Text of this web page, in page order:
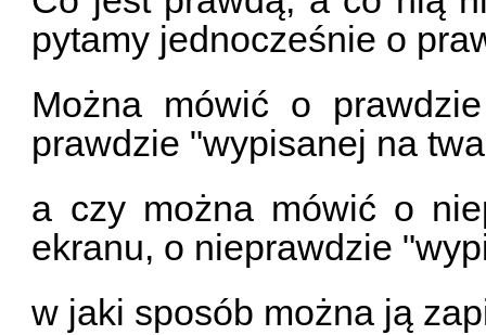
pytamy jednocześnie o
Można mówić o
prawdzie "wypisanej na
a czy można mówić o
ekranu, o nieprawdzie
w jaki sposób można ją